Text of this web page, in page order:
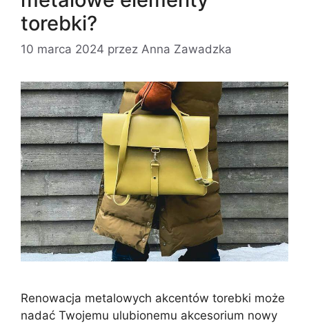
torebki?
10 marca 2024 przez Anna Zawadzka
Renowacja metalowych akcentów torebki może
nadać Twojemu ulubionemu akcesorium nowy